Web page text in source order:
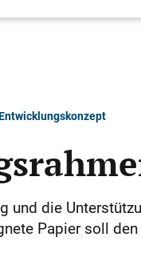
und die
Papier soll